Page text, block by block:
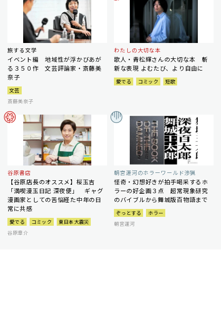
旅する文学
イベント編 地域性が浮かびあが
る３５０作 文芸評論家・斎藤美
奈子
文芸
斎藤美奈子
わたしの大切な本
歌人・青松輝さんの大切な本 斬
新な表現 よむたび、より自由に
愛でる コミック 短歌
谷原書店
【谷原店長のオススメ】桜玉吉
「満喫漫玉日記 深夜便」 ギャグ
漫画家としての苦悩経た中年の日
常に共感
愛でる コミック
東日本大震災
谷原章介
朝宮運河のホラーワールド渉猟
怪奇・幻想好きが拍手喝采するホ
ラーの好企画３点 超常現象研究
のバイブルから舞城版百物語まで
ぞっとする
ホラー
朝宮運河